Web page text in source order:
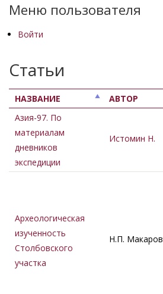
Меню пользователя
Войти
Статьи
НАЗВАНИЕ АВТОР
Азия-97. По
материалам
дневников
экспедиции
Истомин Н.
Археологическая
изученность
Столбовского
участка
Н.П. Макаров